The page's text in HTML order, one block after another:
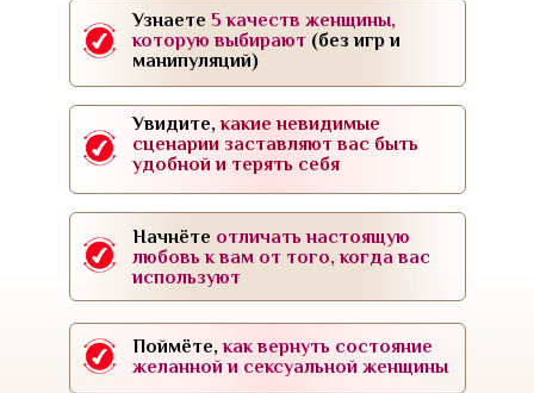
Увидите,какие невидимые
сценарии заставляют вас быть
удобной и терять себя
Узнаете 5 качеств женщины,
которую выбирают (без игр и
манипуляций)
Поймёте,как вернуть состояние
желанной и сексуальной женщины
Начнёте отличать настоящую
любовь к вам от того, когда вас
используют